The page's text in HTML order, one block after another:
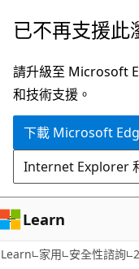
跳
主
要
內
已不再支援此
請升級至 Microsoft
和技術支援。
下載 Microsoft
Internet Explorer
Learn
Learn 家用 安全性諮詢